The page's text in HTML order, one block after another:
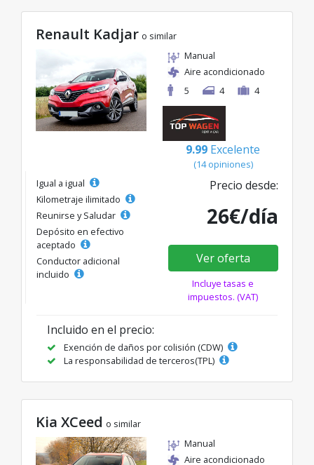
Renault Kadjar o similar
Manual
Aire acondicionado
5
4 4
9.99 Excelente
(14 opiniones)
Igual a igual
Kilometraje ilimitado
Reunirse y Saludar
Depósito en efectivo
aceptado
Conductor adicional
incluido
Precio desde:
26€/día
Ver oferta
Incluye tasas e
impuestos. (VAT)
Incluido en el precio:
Exención de daños por colisión (CDW)
La responsabilidad de terceros(TPL)
Kia XCeed o similar
Manual
Aire acondicionado